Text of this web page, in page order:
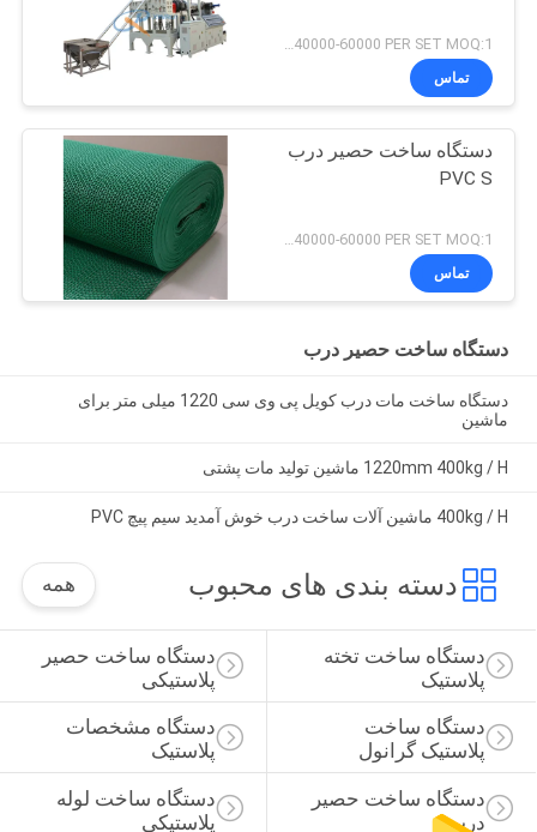
تماس
دستگاه ساخت حصیر درب
PVC S
تماس
دستگاه ساخت حصیر درب
دستگاه ساخت مات درب کویل پی وی سی 1220 میلی متر برای
ماشین
1220mm 400kg / H ماشین تولید مات پشتی
400kg / H ماشین آلات ساخت درب خوش آمدید سیم پیچ PVC
دسته بندی های محبوب همه
دستگاه ساخت حصیر
پلاستیکی
دستگاه ساخت تخته
پلاستیک
دستگاه مشخصات
پلاستیک
دستگاه ساخت
پلاستیک گرانول
دستگاه ساخت لوله
پلاستیکی
دستگاه ساخت حصیر
درب